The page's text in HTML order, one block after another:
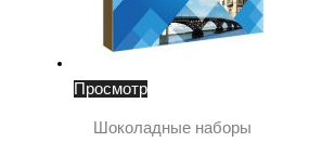
Просмотр
Шоколадные наборы